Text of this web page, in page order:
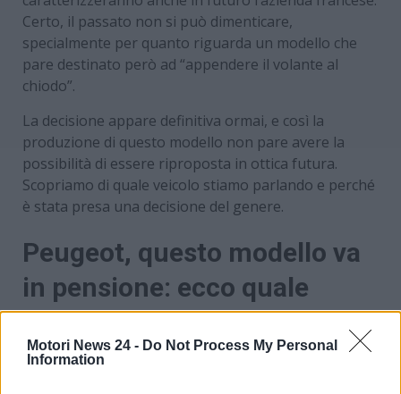
Motori News 24 - Do Not Process My Personal
Information
Certo, il passato non si può dimenticare,
specialmente per quanto riguarda un modello che
pare destinato però ad “appendere il volante al
chiodo”.
La decisione appare definitiva ormai, e così la
produzione di questo modello non pare avere la
possibilità di essere riproposta in ottica futura.
Scopriamo di quale veicolo stiamo parlando e perché
è stata presa una decisione del genere.
Peugeot, questo modello va
in pensione: ecco quale
modello che purtroppo sembradestinato a sparire
dal commercio